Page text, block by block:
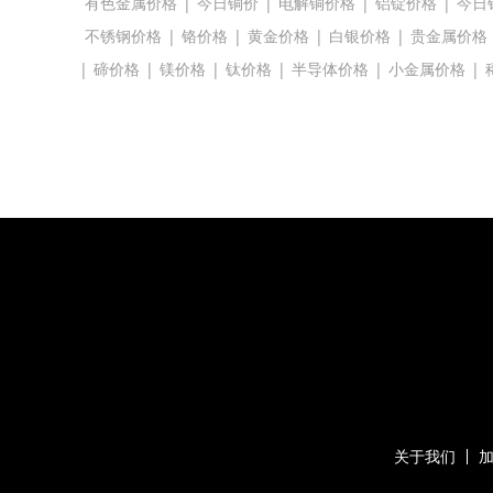
不锈钢价格 | 铬价格 | 黄金价格 | 白银价格 | 贵金属价格
| 碲价格 | 镁价格 | 钛价格 | 半导体价格 | 小金属价格 |
关于我们